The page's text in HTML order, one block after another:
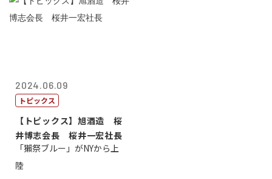
2024.06.09
トピックス
【トピックス】旭酒造 桜
井博志会長 桜井一宏社長
「獺祭ブルー」がNYから上
陸